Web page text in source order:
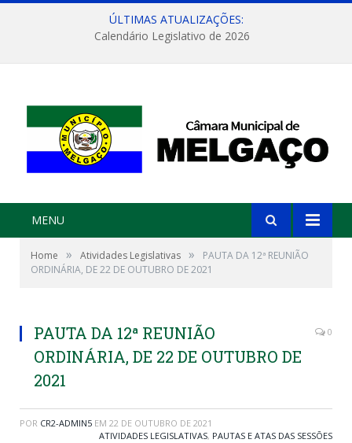
ÚLTIMAS ATUALIZAÇÕES:
Calendário Legislativo de 2026
MENU
Home » Atividades Legislativas »
PAUTA DA 12ª REUNIÃO
ORDINÁRIA, DE 22 DE OUTUBRO DE 2021
PAUTA DA 12ª REUNIÃO
ORDINÁRIA, DE 22 DE OUTUBRO DE
2021
0
POR CR2-ADMIN5 EM 22 DE OUTUBRO DE 2021
ATIVIDADES LEGISLATIVAS, PAUTAS E ATAS DAS SESSÕES